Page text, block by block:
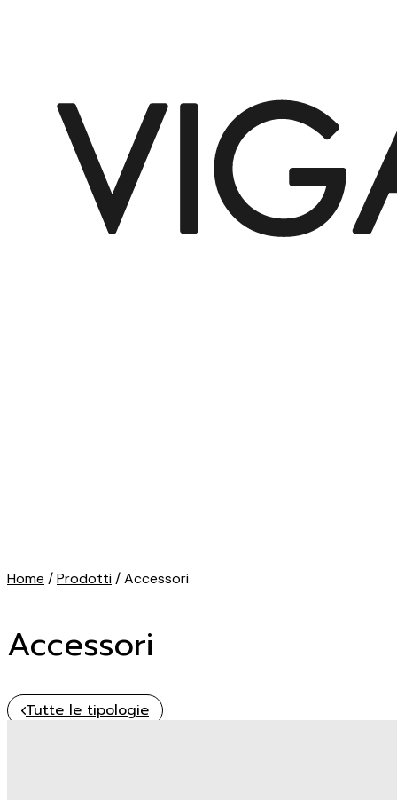
Home /Prodotti/ Accessori
Accessori
Tutte le tipologie